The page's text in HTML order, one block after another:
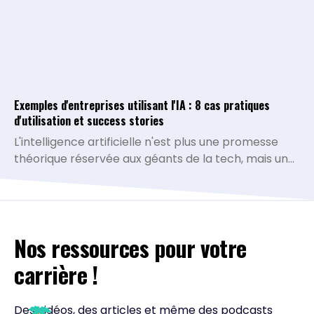
Exemples d'entreprises utilisant l'IA : 8 cas pratiques
d'utilisation et success stories
L'intelligence artificielle n'est plus une promesse
théorique réservée aux géants de la tech, mais une
multiplient et prouvent leur rentabilité. À travers
ces exemples d'entreprises IA pionnières,
découvrez comment des acteurs de référence ont
bénéfices mesurables et inspirez-vous de leurs
Nos ressources pour votre
carrière !
Des vidéos, des articles et même des podcasts